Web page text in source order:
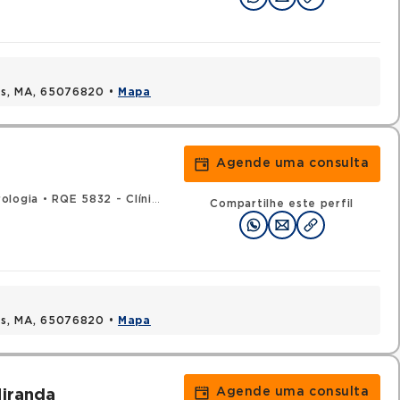
MA, 65076820 • Mapa
• RQE 5832 - Clínica médica
Agende uma consulta
Compartilhe este perfil
MA, 65076820 • Mapa
Agende uma consulta